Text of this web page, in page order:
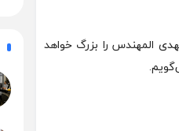
المهندس را بزرگ خواهد